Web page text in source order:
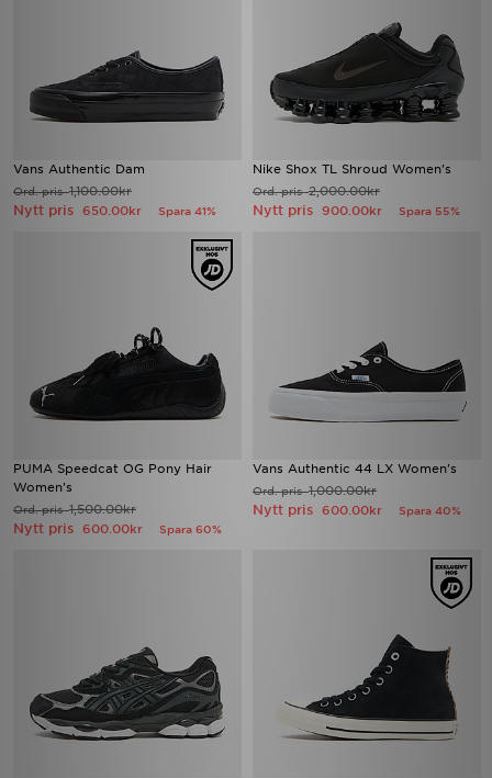
Vans Authentic Dam
Ord. pris1,100.00kr
Nytt pris 650.00kr Spara 41%
Nike Shox TL Shroud Women's
Ord. pris2,000.00kr
Nytt pris 900.00kr Spara 55%
PUMA Speedcat OG Pony Hair
Women's
Ord. pris1,500.00kr
Nytt pris 600.00kr Spara 60%
Vans Authentic 44 LX Women's
Ord. pris1,000.00kr
Nytt pris 600.00kr Spara 40%